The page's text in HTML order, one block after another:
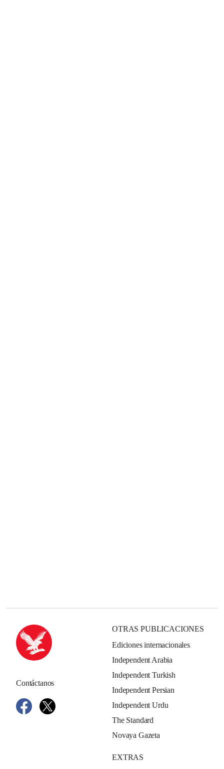
Contáctanos
OTRAS PUBLICACIONES
Ediciones internacionales
Independent Arabia
Independent Turkish
Independent Persian
Independent Urdu
The Standard
Novaya Gazeta
EXTRAS